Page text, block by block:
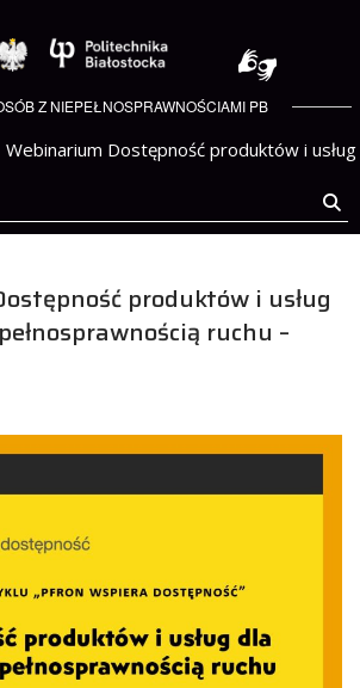
Politechnika
Z NIEPEŁNOSPRAWNOŚCIAMI PB
Webinarium Dostępność produktów i
produktów i usług
ruchu –